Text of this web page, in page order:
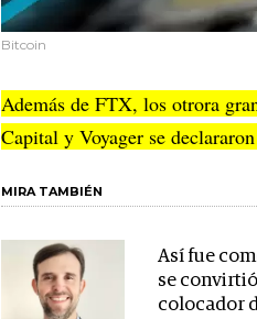
Bitcoin
Además de FTX, los otrora
Capital y Voyager se
MIRA TAMBIÉN
Así fue
se
colocador